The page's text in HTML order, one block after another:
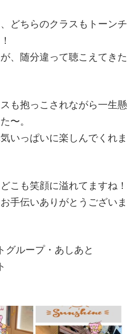
どちらのクラスもトーンチ
、随分違って聴こえてきた
も抱っこされながら一生懸
〜。
いっぱいに楽しんでくれま
こも笑顔に溢れてますね！
手伝いありがとうございま
グループ・あしあと